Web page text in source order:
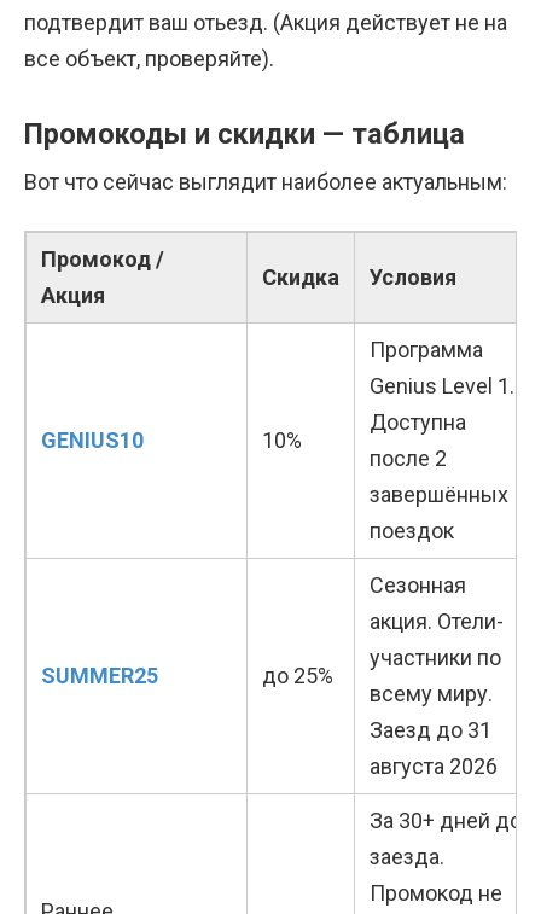
подтвердит ваш отьезд. (Акция действует не на
все объект, проверяйте).
Промокоды и скидки — таблица
Вот что сейчас выглядит наиболее актуальным:
Промокод /
Акция
Скидка Условия
GENIUS10 10%
Программа
Genius Level 1.
Доступна
после 2
завершённых
поездок
SUMMER25 до 25%
Сезонная
акция. Отели-
участники по
всему миру.
Заезд до 31
августа 2026
За 30+ дней до
заезда.
Промокод не